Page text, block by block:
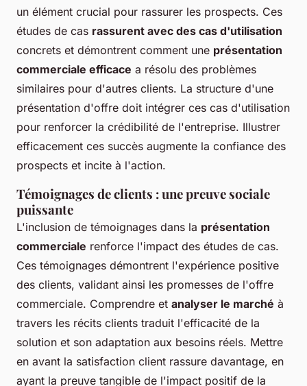
un élément crucial pour rassurer les prospects. Ces
études de cas rassurent avec des cas d'utilisation
concrets et démontrent comment une présentation
commerciale efficace a résolu des problèmes
similaires pour d'autres clients. La structure d'une
présentation d'offre doit intégrer ces cas d'utilisation
pour renforcer la crédibilité de l'entreprise. Illustrer
efficacement ces succès augmente la confiance des
prospects et incite à l'action.
Témoignages de clients : une preuve sociale
puissante
L'inclusion de témoignages dans la présentation
commerciale renforce l'impact des études de cas.
Ces témoignages démontrent l'expérience positive
des clients, validant ainsi les promesses de l'offre
commerciale. Comprendre et analyser le marché à
travers les récits clients traduit l'efficacité de la
solution et son adaptation aux besoins réels. Mettre
en avant la satisfaction client rassure davantage, en
ayant la preuve tangible de l'impact positif de la